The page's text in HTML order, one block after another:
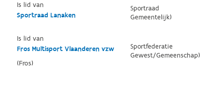
Is lid van
Sportraad Lanaken
Sportraad
Gemeentelijk)
Is lid van
Fros Multisport Vlaanderen vzw
(Fros)
Sportfederatie
Gewest/Gemeenschap)